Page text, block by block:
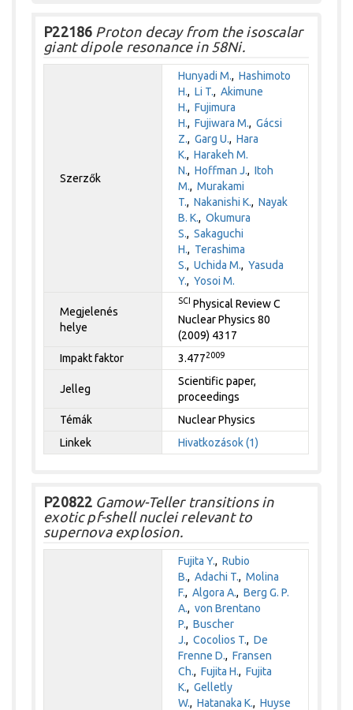
P22186 Proton decay from the isoscalar
giant dipole resonance in 58Ni.
Szerzők
Hunyadi M.,Hashimoto
H.,Li T.,Akimune
H.,Fujimura
H.,Fujiwara M.,Gácsi
Z.,Garg U.,Hara
K.,Harakeh M.
N.,Hoffman J.,Itoh
M.,Murakami
T.,Nakanishi K.,Nayak
B. K.,Okumura
S.,Sakaguchi
H., Terashima
S.,Uchida M.,Yasuda
Y.,Yosoi M.
Megjelenés
helye
SCI Physical Review C
Nuclear Physics 80
(2009) 4317
Impakt faktor
3.4772009
Jelleg
Scientific paper,
proceedings
Témák
Nuclear Physics
Linkek
Hivatkozások (1)
P20822 Gamow-Teller transitions in
exotic pf-shell nuclei relevant to
supernova explosion.
Fujita Y.,Rubio
B.,Adachi T.,Molina
F.,Algora A.,Berg G. P.
A.,von Brentano
P.,Buscher
J.,Cocolios T.,De
Frenne D.,Fransen
Ch.,Fujita H.,Fujita
K.,Gelletly
W.,Hatanaka K.,Huyse